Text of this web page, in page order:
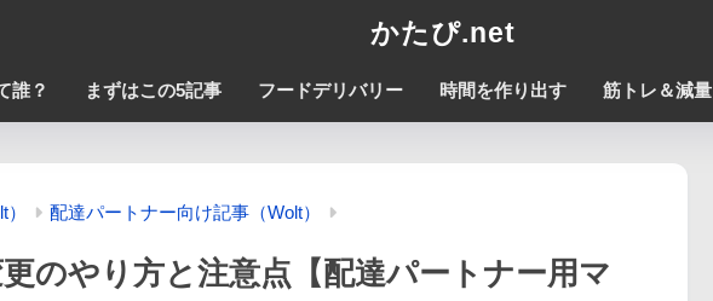
かたぴ.net
誰？ まずはこの5記事 フードデリバリー 時間を作り出す 筋トレ＆減量
配達パートナー向け記事（Wolt）
更のやり方と注意点【配達パートナー用マ